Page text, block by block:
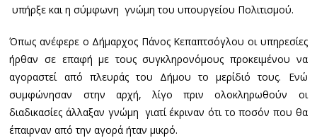
υπήρξε και η σύμφωνη γνώμη του υπουργείου Πολιτισμού.
Όπως ανέφερε ο Δήμαρχος Πάνος Κεπαπτσόγλου οι υπηρεσίες
ήρθαν σε επαφή με τους συγκληρονόμους προκειμένου να
αγοραστεί από πλευράς του Δήμου το μερίδιό τους. Ενώ
συμφώνησαν στην αρχή, λίγο πριν ολοκληρωθούν οι
διαδικασίες άλλαξαν γνώμη γιατί έκριναν ότι το ποσόν που θα
έπαιρναν από την αγορά ήταν μικρό.